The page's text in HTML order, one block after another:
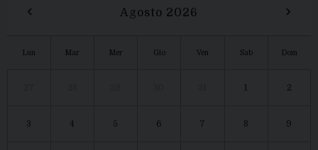
‹ Agosto 2026 ›
Lun Mar Mer Gio Ven Sab Dom
2
3 4 5 6 7 8 9